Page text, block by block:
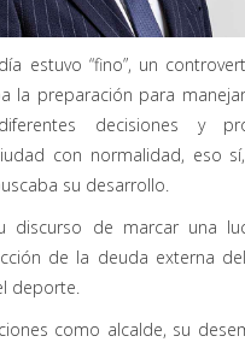
estuvo “fino”, un
la preparación para
decisiones y
con normalidad, eso
su desarrollo.
discurso de marcar una
de la deuda externa
deporte.
como alcalde, su